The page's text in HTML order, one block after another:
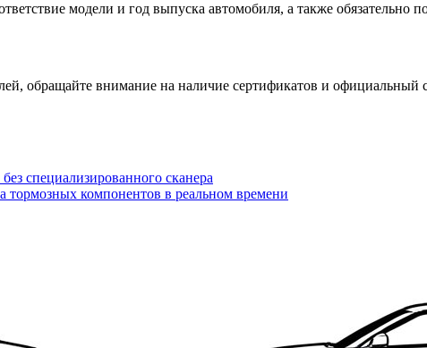
модели и год выпуска автомобиля, а также обязательно
обращайте внимание на наличие сертификатов и официальный
специализированного сканера
тормозных компонентов в реальном времени